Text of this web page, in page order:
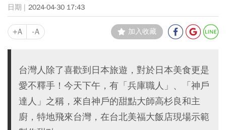
2024-04-30 17:43
+A -A 加入收藏
台灣人除了喜歡到日本旅遊，對於日本美食更是
愛不釋手！今天下午，有「兵庫職人」、「神戶
達人」之稱，來自神戶的甜點大師高杉良和主
廚，特地飛來台灣，在台北美福大飯店現場示範